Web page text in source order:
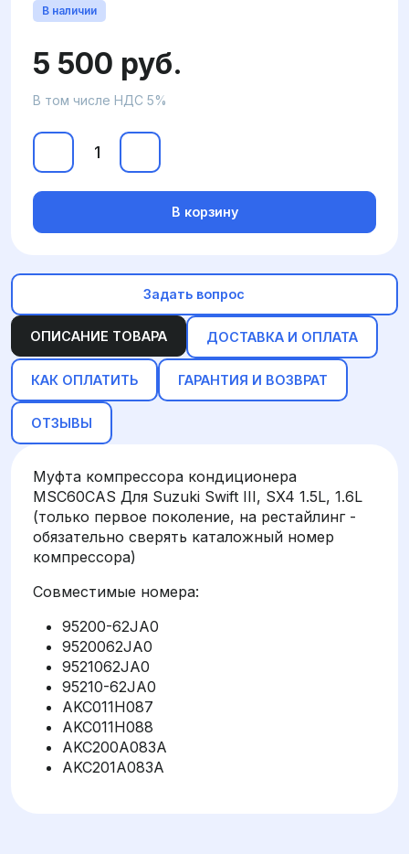
ОПИСАНИЕ ТОВАРА ДОСТАВКА И ОПЛАТА
КАК ОПЛАТИТЬ ГАРАНТИЯ И ВОЗВРАТ
ОТЗЫВЫ
Муфта компрессора кондиционера
MSC60CAS Для Suzuki Swift III, SX4 1.5L, 1.6L
(только первое поколение, на рестайлинг -
обязательно сверять каталожный номер
компрессора)
Совместимые номера:
95200-62JA0
9520062JA0
9521062JA0
95210-62JA0
AKC011H087
AKC011H088
AKC200A083A
AKC201A083A
В наличии
5 500 руб.
В том числе НДС 5%
В корзину
Задать вопрос